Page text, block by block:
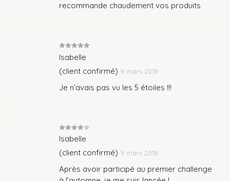
recommande chaudement vos produits
Note
sur
5
Isabelle
(client confirmé) 9 mars 2018
Je n’avais pas vu les 5 étoiles !!!
Note
sur 5
Isabelle
(client confirmé) 9 mars 2018
Après avoir participé au premier challenge